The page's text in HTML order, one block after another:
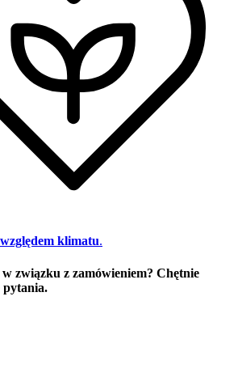
klimatu.
związku z zamówieniem? Chętnie
pytania.